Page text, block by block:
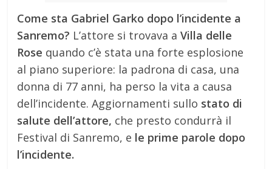
Come sta Gabriel Garko dopo l’incidente a
Sanremo? L’attore si trovava a Villa delle
Rose quando c’è stata una forte esplosione
al piano superiore: la padrona di casa, una
donna di 77 anni, ha perso la vita a causa
dell’incidente. Aggiornamenti sullo stato di
salute dell’attore, che presto condurrà il
Festival di Sanremo, e le prime parole dopo
l’incidente.